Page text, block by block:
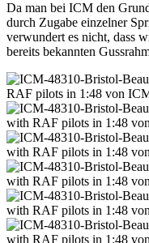
Da man bei ICM den
durch Zugabe einzelner
verwundert es nicht, dass
bereits bekannten